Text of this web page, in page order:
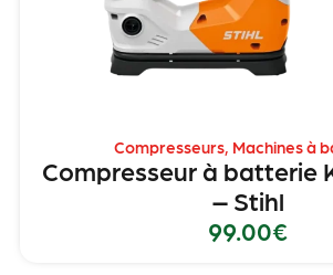
Compresseurs, Machines à
Compresseur à batterie
– Stihl
99.00€